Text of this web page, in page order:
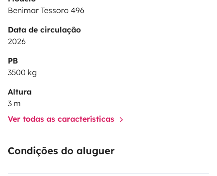
Benimar Tessoro 496
Data de circulação
2026
PB
3500 kg
Altura
3 m
Ver todas as características
Condições do aluguer